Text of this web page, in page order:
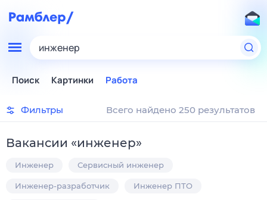
инженер
Поиск Картинки Работа
Фильтры Всего найдено 250 результатов
Вакансии «инженер»
Инженер Сервисный инженер
Инженер-разработчик Инженер ПТО